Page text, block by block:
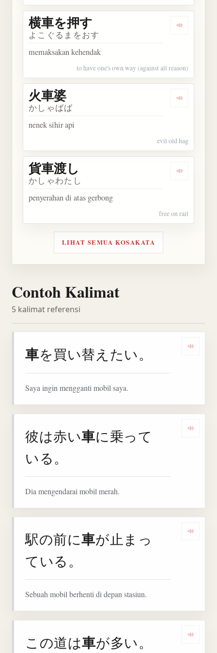
Dengarkan
横車を押す
よこぐるまをおす
memaksakan kehendak
to have one's own way (against all reason)
Dengarkan
火車婆
かしゃばば
nenek sihir api
evil old hag
Dengarkan
貨車渡し
かしゃわたし
penyerahan di atas gerbong
free on rail
LIHAT SEMUA KOSAKATA
Contoh Kalimat
5 kalimat referensi
車を買い替えたい。
Saya ingin mengganti mobil saya.
彼は赤い車に乗って
いる。
Dia mengendarai mobil merah.
駅の前に車が止まっ
ている。
Sebuah mobil berhenti di depan stasiun.
この道は車が多い。